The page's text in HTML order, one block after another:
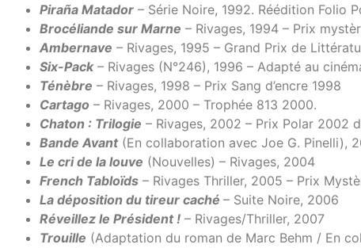
Piraña Matador – Série Noire, 1992. Réédition Folio
Brocéliande sur Marne – Rivages, 1994 – Prix
Ambernave – Rivages, 1995 – Grand Prix de
Six-Pack– Rivages (N°246), 1996 – Adapté au
Ténèbre – Rivages, 1998 – Prix Sang d’encre 1998
Cartago – Rivages, 2000 – Trophée 813 2000.
Chaton : Trilogie – Rivages, 2002 – Prix Polar 2002
Bande Avant(En collaboration avec Joe G. Pinelli),
Le cri de la louve (Nouvelles) – Rivages, 2004
French Tabloïds – Rivages Thriller, 2005 – Prix
La déposition du tireur caché – Suite Noire, 2006
Réveillez le Président ! – Rivages/Thriller, 2007
Trouille (Adaptation du roman de Marc Behm / En